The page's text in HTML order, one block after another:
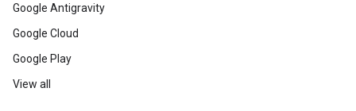
Google Antigravity
Google Cloud
Google Play
View all